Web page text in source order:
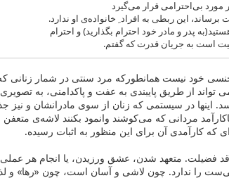
این ربطی به افراد ِ خانواده‌ی او ندارد.
پدر و مادر خود احترام بگذارید) و احترام
است به جریان قدرت که گفتم.
خود نیست همانطورکه مرد سنتی در شمار
از طریق پایبندی به عفت و پاکدامنی، به تصویری
اینها در سیستمی که زنان از سوی مادرانشان و نیز
مردانی که می‌کوشند وانمود بکنند لاشه‌ی
کارآمدی آن برای این منظور به اثبات رسیده.
فضیلت. متعهد شدن، عشق ورزیدن، یا انجام هر
را ندارد. چون لاشی و آسان است، چون «رها»